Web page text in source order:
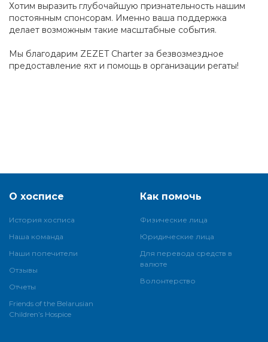
Хотим выразить глубочайшую признательность нашим
постоянным спонсорам. Именно ваша поддержка
делает возможным такие масштабные события.
Мы благодарим ZEZET Charter за безвозмездное
предоставление яхт и помощь в организации регаты!
О хосписе
История хосписа
Наша команда
Наши попечители
Отзывы
Отчеты
Friends of the Belarusian
Children’s Hospice
Как помочь
Физические лица
Юридические лица
Для перевода средств в
валюте
Волонтерство